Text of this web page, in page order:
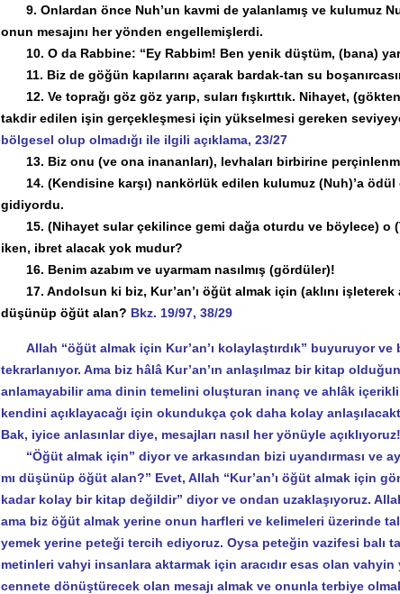
9. Onlardan önce Nuh’un kavmi de yalanlamış ve kulumuz
onun mesajını her yönden engellemişlerdi.
10. O da Rabbine: “Ey Rabbim! Ben yenik düştüm, (bana)
11. Biz de göğün kapılarını açarak bardak-tan su
12. Ve toprağı göz göz yarıp, suları fışkırttık. Nihayet,
takdir edilen işin gerçekleşmesi için yükselmesi gereken
bölgesel olup olmadığı ile ilgili açıklama, 23/27
13. Biz onu (ve ona inananları), levhaları birbirine
14. (Kendisine karşı) nankörlük edilen kulumuz (Nuh)’a ödül
gidiyordu.
15. (Nihayet sular çekilince gemi dağa oturdu ve böylece) o
iken, ibret alacak yok mudur?
16. Benim azabım ve uyarmam nasılmış (gördüler)!
17. Andolsun ki biz, Kur’an’ı öğüt almak için (aklını işleterek
düşünüp öğüt alan? Bkz. 19/97, 38/29
Allah “öğüt almak için Kur’an’ı kolaylaştırdık” buyuruyor ve
tekrarlanıyor. Ama biz hâlâ Kur’an’ın anlaşılmaz bir kitap
anlamayabilir ama dinin temelini oluşturan inanç ve ahlâk
kendini açıklayacağı için okundukça çok daha kolay
Bak, iyice anlasınlar diye, mesajları nasıl her yönüyle
“Öğüt almak için” diyor ve arkasından bizi uyandırması ve
mı düşünüp öğüt alan?” Evet, Allah “Kur’an’ı öğüt almak için
kadar kolay bir kitap değildir” diyor ve ondan uzaklaşıyoruz.
ama biz öğüt almak yerine onun harfleri ve kelimeleri üzerinde
yemek yerine peteği tercih ediyoruz. Oysa peteğin vazifesi balı
metinleri vahyi insanlara aktarmak için aracıdır esas olan
cennete dönüştürecek olan mesajı almak ve onunla terbiye